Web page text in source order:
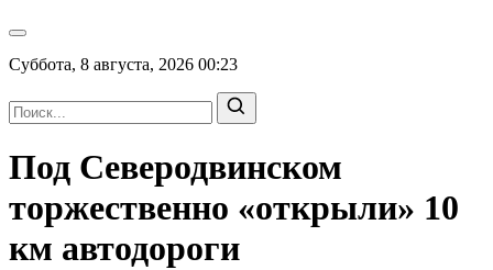
Суббота, 8 августа, 2026 00:23
Под Северодвинском
торжественно «открыли» 10
км автодороги